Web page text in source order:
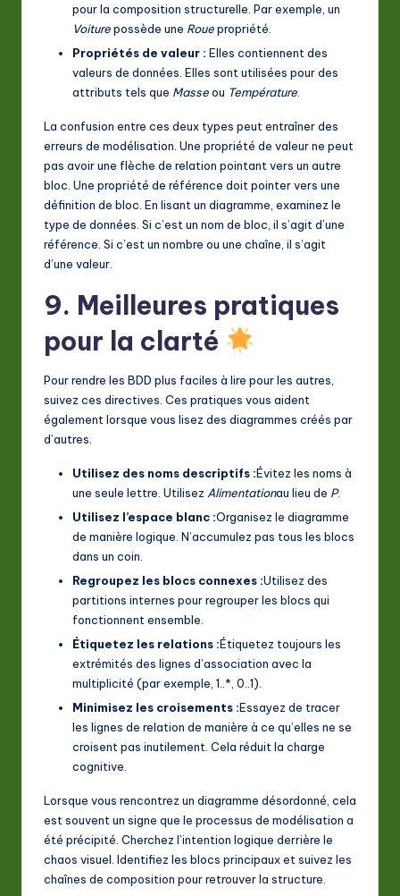
pour la composition structurelle. Par exemple, un
Voiturepossède une Rouepropriété.
Propriétés de valeur : Elles contiennent des
valeurs de données. Elles sont utilisées pour des
attributs tels que Masseou Température
La confusion entre ces deux types peut entraîner des
erreurs de modélisation. Une propriété de valeur ne peut
pas avoir une flèche de relation pointant vers un autre
bloc. Une propriété de référence doit pointer vers une
définition de bloc. En lisant un diagramme, examinez le
type de données. Si c’est un nom de bloc, il s’agit d’une
référence. Si c’est un nombre ou une chaîne, il s’agit
d’une valeur.
9. Meilleures pratiques
pour la clarté
Pour rendre les BDD plus faciles à lire pour les autres,
suivez ces directives. Ces pratiques vous aident
également lorsque vous lisez des diagrammes créés par
d’autres.
Utilisez des noms descriptifs :Évitez les noms à
une seule lettre. Utilisez Alimentationau lieu de P.
Utilisez l’espace blanc :Organisez le diagramme
de manière logique. N’accumulez pas tous les blocs
dans un coin.
Regroupez les blocs connexes :Utilisez des
partitions internes pour regrouper les blocs qui
fonctionnent ensemble.
Étiquetez les relations :Étiquetez toujours les
extrémités des lignes d’association avec la
multiplicité (par exemple, 1..*, 0..1).
Minimisez les croisements :Essayez de tracer
les lignes de relation de manière à ce qu’elles ne se
croisent pas inutilement. Cela réduit la charge
cognitive.
Lorsque vous rencontrez un diagramme désordonné, cela
est souvent un signe que le processus de modélisation a
été précipité. Cherchez l’intention logique derrière le
chaos visuel. Identifiez les blocs principaux et suivez les
chaînes de composition pour retrouver la structure.